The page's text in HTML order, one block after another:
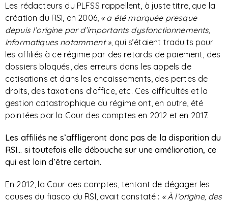
Les rédacteurs du PLFSS rappellent, à juste titre, que la
création du RSI, en 2006, « a été marquée presque
depuis l’origine par d’importants dysfonctionnements,
informatiques notamment », qui s’étaient traduits pour
les affiliés à ce régime par des retards de paiement, des
dossiers bloqués, des erreurs dans les appels de
cotisations et dans les encaissements, des pertes de
droits, des taxations d’office, etc. Ces difficultés et la
gestion catastrophique du régime ont, en outre, été
pointées par la Cour des comptes en 2012 et en 2017.
Les affiliés ne s’affligeront donc pas de la disparition du
RSI… si toutefois elle débouche sur une amélioration, ce
qui est loin d’être certain.
En 2012, la Cour des comptes, tentant de dégager les
causes du fiasco du RSI, avait constaté : « À l’origine, des